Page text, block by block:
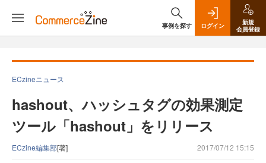
事例を探す ログイン
新規
会員登録
ECzineニュース
hashout、ハッシュタグの効果測定
ツール「hashout」をリリース
ECzine編集部[著] 2017/07/12 15:15